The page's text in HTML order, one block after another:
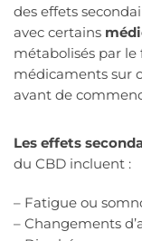
des effets
avec certains
métabolisés par le
médicaments sur
avant de
Les effets
du CBD incluent :
– Fatigue ou
– Changements